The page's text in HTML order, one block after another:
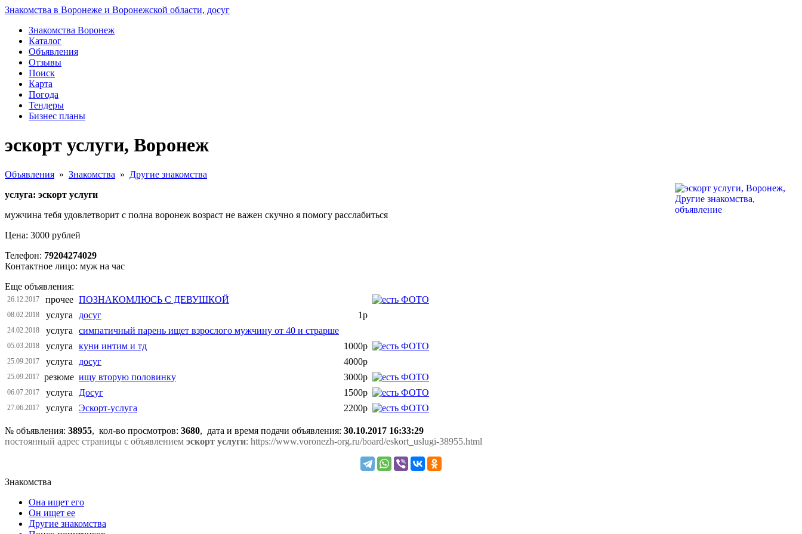
Знакомства в Воронеже и Воронежской области, досуг
Знакомства Воронеж
Каталог
Объявления
Отзывы
Поиск
Карта
Погода
Тендеры
Бизнес планы
эскорт услуги, Воронеж
Объявления » Знакомства » Другие знакомства
услуга: эскорт услуги
мужчина тебя удовлетворит с полна воронеж возраст не важен скучно я помогу расслабиться
Цена: 3000 рублей
Телефон: 79204274029
Контактное лицо: муж на час
Еще объявления:
26.12.2017 прочее ПОЗНАКОМЛЮСЬ С ДЕВУШКОЙ
08.02.2018 услуга досуг 1р
24.02.2018 услуга симпатичный парень ищет взрослого мужчину от 40 и страрше
05.03.2018 услуга куни интим и тд 1000р
25.09.2017 услуга досуг 4000р
25.09.2017 резюме ищу вторую половинку 3000р
06.07.2017 услуга Досуг 1500р
27.06.2017 услуга Эскорт-услуга 2200р
№ объявления: 38955, кол-во просмотров: 3680, дата и время подачи объявления: 30.10.2017 16:33:29
постоянный адрес страницы с объявлением эскорт услуги: https://www.voronezh-org.ru/board/eskort_uslugi-38955.html
Знакомства
Она ищет его
Он ищет ее
Другие знакомства